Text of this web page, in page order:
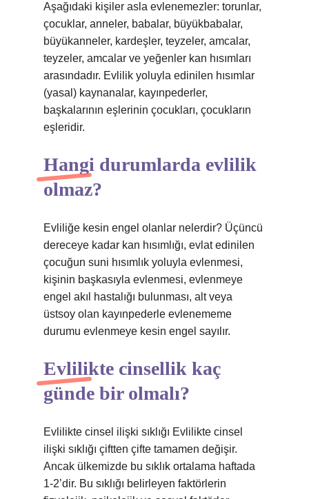
Aşağıdaki kişiler asla evlenemezler: torunlar,
çocuklar, anneler, babalar, büyükbabalar,
büyükanneler, kardeşler, teyzeler, amcalar,
teyzeler, amcalar ve yeğenler kan hısımları
arasındadır. Evlilik yoluyla edinilen hısımlar
(yasal) kaynanalar, kayınpederler,
başkalarının eşlerinin çocukları, çocukların
eşleridir.
Hangi durumlarda evlilik
olmaz?
Evliliğe kesin engel olanlar nelerdir? Üçüncü
dereceye kadar kan hısımlığı, evlat edinilen
çocuğun suni hısımlık yoluyla evlenmesi,
kişinin başkasıyla evlenmesi, evlenmeye
engel akıl hastalığı bulunması, alt veya
üstsoy olan kayınpederle evlenememe
durumu evlenmeye kesin engel sayılır.
Evlilikte cinsellik kaç
günde bir olmalı?
Evlilikte cinsel ilişki sıklığı Evlilikte cinsel
ilişki sıklığı çiftten çifte tamamen değişir.
Ancak ülkemizde bu sıklık ortalama haftada
1-2’dir. Bu sıklığı belirleyen faktörlerin